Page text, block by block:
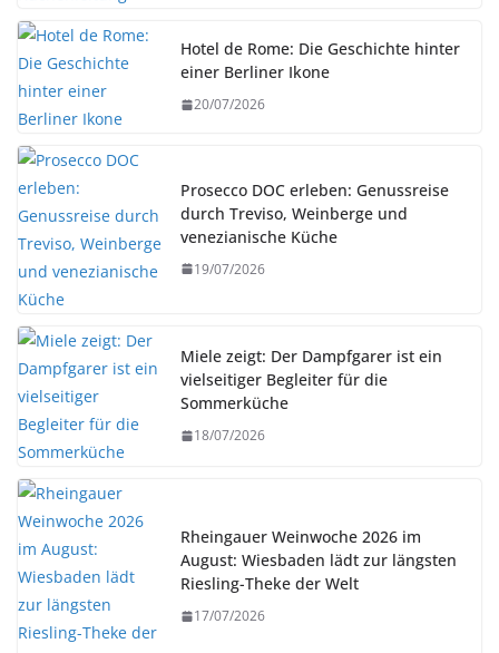
Hotel de Rome: Die Geschichte hinter
einer Berliner Ikone
20/07/2026
Prosecco DOC erleben: Genussreise
durch Treviso, Weinberge und
venezianische Küche
19/07/2026
Miele zeigt: Der Dampfgarer ist ein
vielseitiger Begleiter für die
Sommerküche
18/07/2026
Rheingauer Weinwoche 2026 im
August: Wiesbaden lädt zur längsten
Riesling-Theke der Welt
17/07/2026